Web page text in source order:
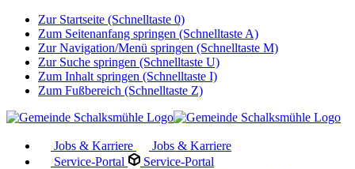
Zur Startseite (Schnelltaste 0)
Zum Seitenanfang springen (Schnelltaste A)
Zur Navigation/Menü springen (Schnelltaste M)
Zur Suche springen (Schnelltaste U)
Zum Inhalt springen (Schnelltaste I)
Zum Fußbereich (Schnelltaste Z)
Jobs & Karriere
Jobs & Karriere
Service-Portal
Service-Portal